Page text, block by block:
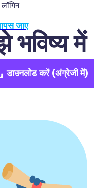
भविष्य में
जाए
डाउनलोड करें (अंग्रेजी में)